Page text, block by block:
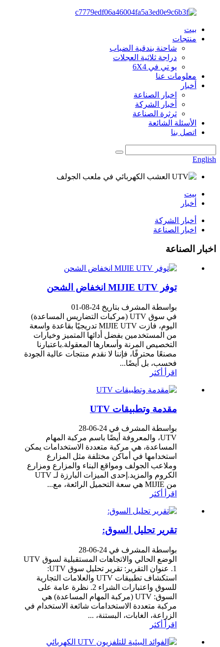
بيت
منتجات
شاحنة بندقية الضباب
دراجة ثلاثية العجلات
يو تي في 6X4
معلومات عنا
أخبار
اخبار الصناعة
أخبار الشركة
ثرثرة الصناعة
الأسئلة الشائعة
اتصل بنا
English
بيت
أخبار
أخبار الشركة
اخبار الصناعة
اخبار الصناعة
توفر MIJIE UTV انخفاض الشحن
بواسطة المشرف بتاريخ 24-08-01
في سوق UTV (مركبات التضاريس المساعدة)
اليوم، فازت MIJIE UTV تدريجيًا بقاعدة واسعة
من المستخدمين بفضل أدائها المتميز وخيارات
التخصيص المرنة وأسعارها المعقولة.باعتبارنا
مصنعًا محترفًا، فإننا لا نقدم منتجات عالية الجودة
فحسب، بل أيضًا...
اقرأ أكثر
مقدمة وتطبيقات UTV
بواسطة المشرف في 24-06-28
UTV، والمعروفة أيضًا باسم مركبة المهام
المساعدة، هي مركبة متعددة الاستخدامات يمكن
استخدامها في أماكن مختلفة مثل المزارع
وملاعب الجولف ومواقع البناء والمزارع ومزارع
الكروم والمزيد.إحدى الميزات البارزة لـ UTV
من MIJIE هي سعة التحميل الرائعة، مع...
اقرأ أكثر
تقرير تحليل السوق:
بواسطة المشرف في 24-06-28
الوضع الحالي والاتجاهات المستقبلية لسوق UTV
1. عنوان التقرير: تقرير تحليل سوق UTV:
استكشاف تطبيقات UTV والعلامات التجارية
للسوق واعتبارات الشراء 2. نظرة عامة على
السوق: UTV (مركبة المهام المساعدة) هي
مركبة متعددة الاستخدامات شائعة الاستخدام في
الزراعة، الغابات، البستنة، ...
اقرأ أكثر